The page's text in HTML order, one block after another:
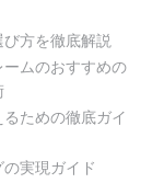
方を徹底解説
ムのおすすめの
ための徹底ガイ
実現ガイド